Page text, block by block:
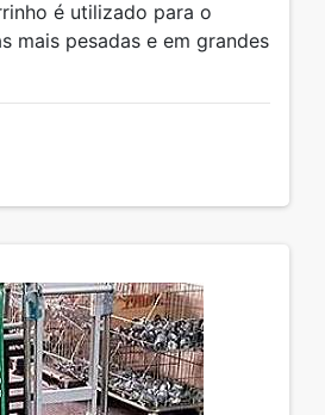
é utilizado para o
mais pesadas e em grandes